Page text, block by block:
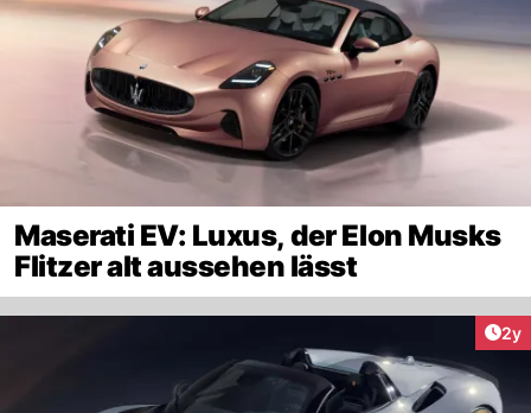
Maserati EV: Luxus, der Elon Musks
Flitzer alt aussehen lässt
2y